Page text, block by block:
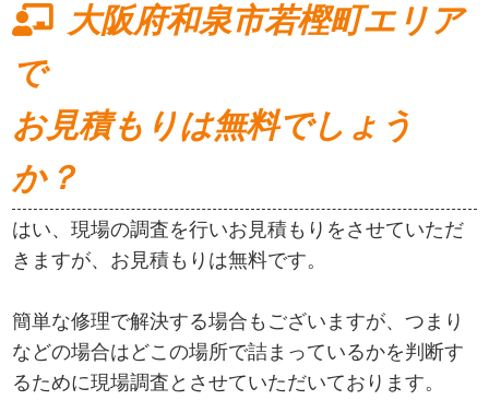
大阪府和泉市若樫町エリア
で
お見積もりは無料でしょう
か？
はい、現場の調査を行いお見積もりをさせていただ
きますが、お見積もりは無料です。
簡単な修理で解決する場合もございますが、つまり
などの場合はどこの場所で詰まっているかを判断す
るために現場調査とさせていただいております。